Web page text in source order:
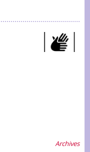
Archives